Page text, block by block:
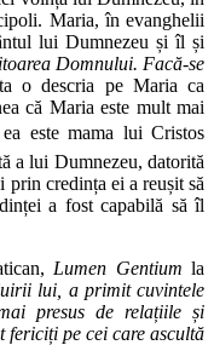
Maria, în evanghelii
lui Dumnezeu și îl și
Domnului. Facă-se
o descria pe Maria ca
că Maria este mult mai
este mama lui Cristos
a lui Dumnezeu, datorită
credința ei a reușit să
a fost capabilă să îl
Lumen Gentium la
lui, a primit cuvintele
presus de relațiile și
pe cei care ascultă